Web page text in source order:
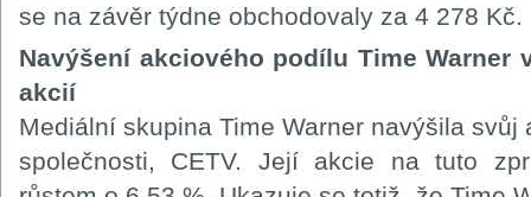
se na závěr týdne obchodovaly za 4 278 Kč.
Navýšení akciového podílu Time Warner
akcií
Mediální skupina Time Warner navýšila
společnosti, CETV. Její akcie na tuto